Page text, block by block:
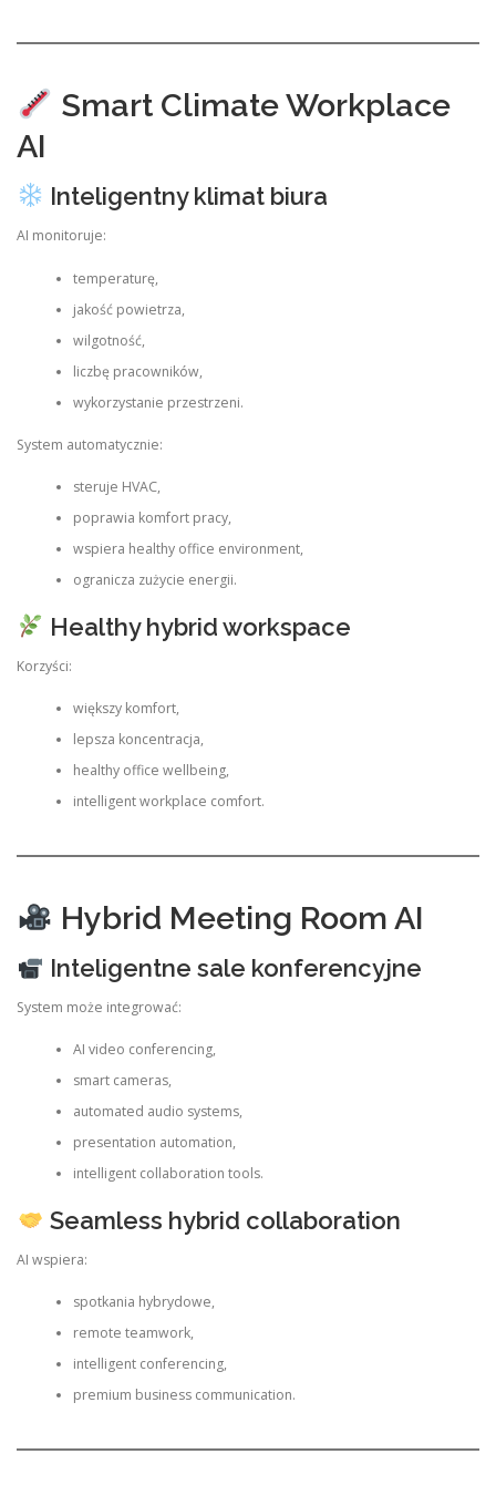
Smart Climate Workplace
AI
Inteligentny klimat biura
AI monitoruje:
temperaturę,
jakość powietrza,
wilgotność,
liczbę pracowników,
wykorzystanie przestrzeni.
System automatycznie:
steruje HVAC,
poprawia komfort pracy,
wspiera healthy office environment,
ogranicza zużycie energii.
Healthy hybrid workspace
Korzyści:
większy komfort,
lepsza koncentracja,
healthy office wellbeing,
intelligent workplace comfort.
Hybrid Meeting Room AI
Inteligentne sale konferencyjne
System może integrować:
AI video conferencing,
smart cameras,
automated audio systems,
presentation automation,
intelligent collaboration tools.
Seamless hybrid collaboration
AI wspiera:
spotkania hybrydowe,
remote teamwork,
intelligent conferencing,
premium business communication.